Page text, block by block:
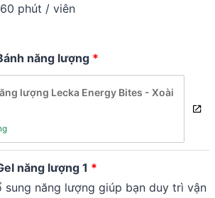
phút / viên
năng lượng
lượng Lecka Energy Bites - Xoài
năng lượng 1
sung năng lượng giúp bạn duy trì vận